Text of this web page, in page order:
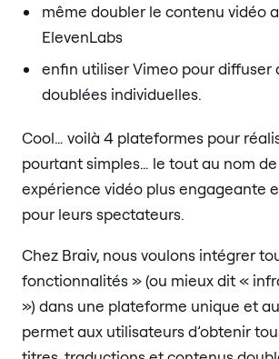
même doubler le contenu vidéo
ElevenLabs
enfin utiliser Vimeo pour diffuser
doublées individuelles.
Cool… voilà 4 plateformes pour
pourtant simples… le tout au nom
expérience vidéo plus engageante
pour leurs spectateurs.
Chez Braiv, nous voulons intégrer
fonctionnalités » (ou mieux dit «
») dans une plateforme unique et
permet aux utilisateurs d’obtenir